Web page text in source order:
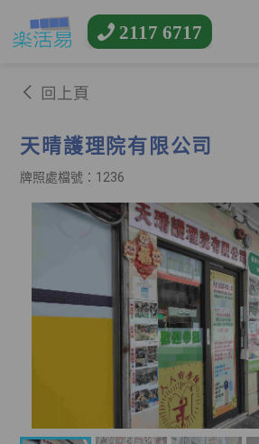
2117 6717
回上頁
天晴護理院有限公司
牌照處檔號：1236